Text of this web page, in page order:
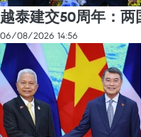
越泰建交50周年：
06/08/2026 14:56